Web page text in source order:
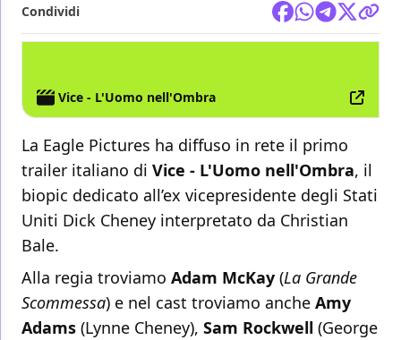
Condividi
Vice - L'Uomo nell'Ombra
La Eagle Pictures ha diffuso in rete il primo
trailer italiano di Vice - L'Uomo nell'Ombra, il
biopic dedicato all’ex vicepresidente degli Stati
Uniti Dick Cheney interpretato da Christian
Bale.
Alla regia troviamo Adam McKay (La Grande
Scommessa) e nel cast troviamo anche Amy
Adams (Lynne Cheney), Sam Rockwell (George